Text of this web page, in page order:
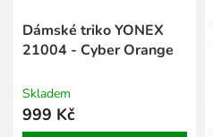
Dámské triko YONEX
21004 - Cyber Orange
Skladem
999 Kč